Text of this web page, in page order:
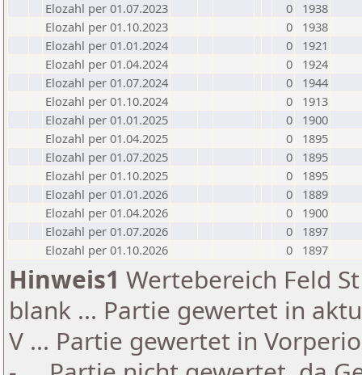
Elozahl per 01.07.2023
0
1938
Elozahl per 01.10.2023
0
1938
Elozahl per 01.01.2024
0
1921
Elozahl per 01.04.2024
0
1924
Elozahl per 01.07.2024
0
1944
Elozahl per 01.10.2024
0
1913
Elozahl per 01.01.2025
0
1900
Elozahl per 01.04.2025
0
1895
Elozahl per 01.07.2025
0
1895
Elozahl per 01.10.2025
0
1895
Elozahl per 01.01.2026
0
1889
Elozahl per 01.04.2026
0
1900
Elozahl per 01.07.2026
0
1897
Elozahl per 01.10.2026
0 1897
Hinweis1 Wertebereich Feld
blank ... Partie gewertet in
V ... Partie gewertet in